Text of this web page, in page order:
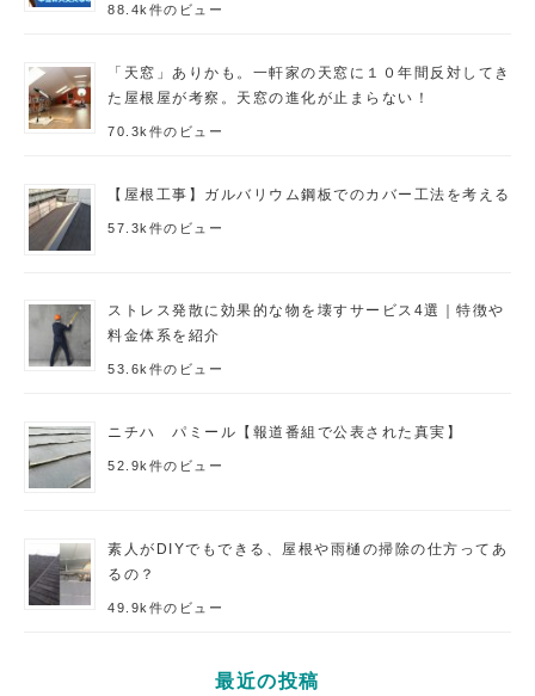
88.4k件のビュー
「天窓」ありかも。一軒家の天窓に１０年間反対してき
た屋根屋が考察。天窓の進化が止まらない！
70.3k件のビュー
【屋根工事】ガルバリウム鋼板でのカバー工法を考える
57.3k件のビュー
ストレス発散に効果的な物を壊すサービス4選｜特徴や
料金体系を紹介
53.6k件のビュー
ニチハ パミール【報道番組で公表された真実】
52.9k件のビュー
素人がDIYでもできる、屋根や雨樋の掃除の仕方ってあ
るの？
49.9k件のビュー
最近の投稿